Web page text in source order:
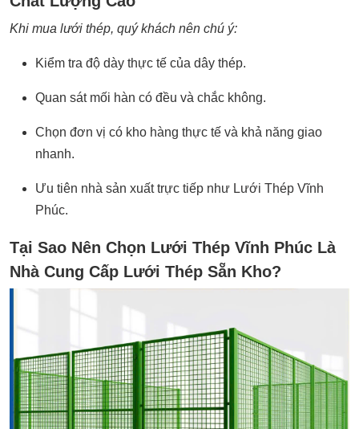
Khi mua lưới thép, quý khách nên chú ý:
Kiểm tra độ dày thực tế của dây thép.
Quan sát mối hàn có đều và chắc không.
Chọn đơn vị có kho hàng thực tế và khả năng giao
nhanh.
Ưu tiên nhà sản xuất trực tiếp như Lưới Thép Vĩnh
Phúc.
Tại Sao Nên Chọn Lưới Thép Vĩnh Phúc Là
Nhà Cung Cấp Lưới Thép Sẵn Kho?